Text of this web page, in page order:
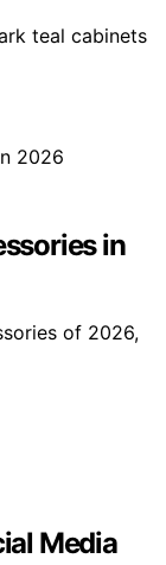
teal cabinets
in
of 2026,
Media